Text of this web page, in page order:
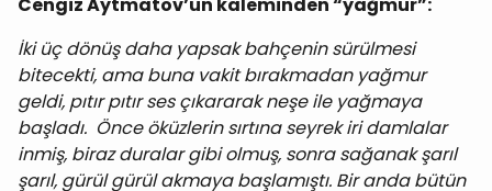
İki üç dönüş daha yapsak bahçenin sürülmesi
bitecekti, ama buna vakit bırakmadan yağmur
geldi, pıtır pıtır ses çıkararak neşe ile yağmaya
başladı. Önce öküzlerin sırtına seyrek iri damlalar
inmiş, biraz duralar gibi olmuş, sonra sağanak şarıl
şarıl, gürül gürül akmaya başlamıştı. Bir anda bütün